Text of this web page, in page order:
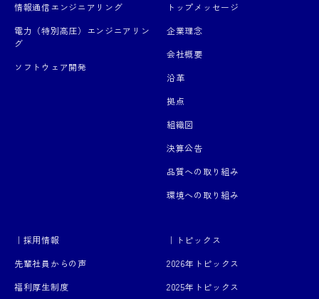
情報通信エンジニアリング
電力（特別高圧）エンジニアリン
グ
ソフトウェア開発
トップメッセージ
企業理念
会社概要
沿革
拠点
組織図
決算公告
品質への取り組み
環境への取り組み
｜採用情報
先輩社員からの声
福利厚生制度
｜トピックス
2026年トピックス
2025年トピックス